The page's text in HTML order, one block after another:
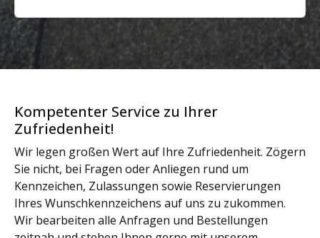
Kompetenter Service zu Ihrer
Zufriedenheit!
Wir legen großen Wert auf Ihre Zufriedenheit. Zögern
Sie nicht, bei Fragen oder Anliegen rund um
Kennzeichen, Zulassungen sowie Reservierungen
Ihres Wunschkennzeichens auf uns zu zukommen.
Wir bearbeiten alle Anfragen und Bestellungen